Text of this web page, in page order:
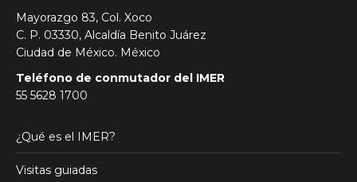
Mayorazgo 83, Col. Xoco
C. P. 03330, Alcaldía Benito Juárez
Ciudad de México. México
Teléfono de conmutador del IMER
55 5628 1700
¿Qué es el IMER?
Visitas guiadas